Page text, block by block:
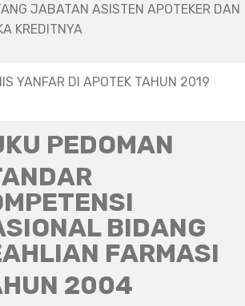
JABATAN ASISTEN APOTEKER DAN
KREDITNYA
YANFAR DI APOTEK TAHUN 2019
PEDOMAN
BIDANG
FARMASI
2004